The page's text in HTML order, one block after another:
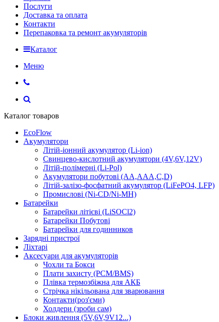
Послуги
Доставка та оплата
Контакти
Перепаковка та ремонт акумуляторів
Каталог
Меню
Каталог товаров
EcoFlow
Акумулятори
Літій-іонний акумулятор (Li-ion)
Свинцево-кислотний акумулятори (4V,6V,12V)
Літій-полімерні (Li-Pol)
Акумулятори побутові (AA,AAA,C,D)
Літій-залізо-фосфатний акумулятор (LiFePO4, LFP)
Промислові (Ni-CD/Ni-MH)
Батарейки
Батарейки літієві (LiSOCl2)
Батарейки Побутові
Батарейки для годинников
Зарядні пристрої
Ліхтарі
Аксесуари для акумуляторів
Чохли та Бокси
Плати захисту (PCM/BMS)
Плівка термозбіжна для АКБ
Стрічка нікільована для зварювання
Контакти(роз'єми)
Холдери (зроби сам)
Блоки живлення (5V,6V,9V12...)